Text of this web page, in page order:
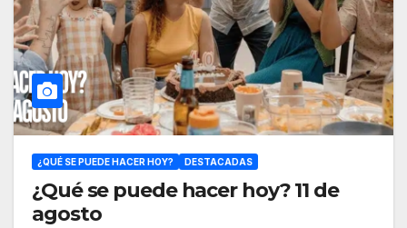
¿QUÉ SE PUEDE HACER HOY? DESTACADAS
¿Qué se puede hacer hoy? 11 de
agosto